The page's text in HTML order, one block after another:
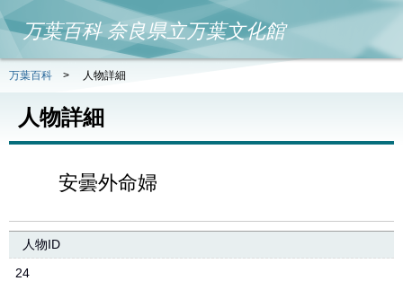
万葉百科 奈良県立万葉文化館
万葉百科 > 人物詳細
人物詳細
安曇外命婦
人物ID
24